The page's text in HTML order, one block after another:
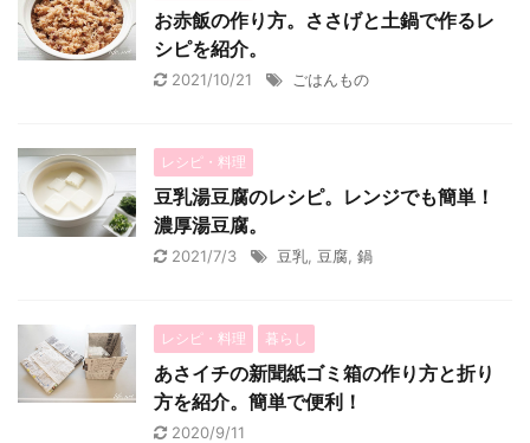
お赤飯の作り方。ささげと土鍋で作るレ
シピを紹介。
2021/10/21 ごはんもの
レシピ・料理
豆乳湯豆腐のレシピ。レンジでも簡単！
濃厚湯豆腐。
2021/7/3 豆乳 豆腐 鍋
レシピ・料理 暮らし
あさイチの新聞紙ゴミ箱の作り方と折り
方を紹介。簡単で便利！
2020/9/11